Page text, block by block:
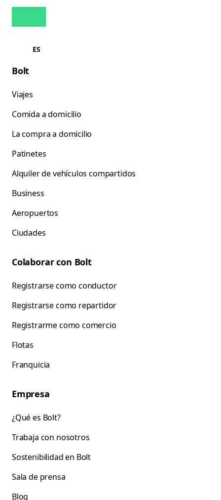
ES
Bolt
Viajes
Comida a domicilio
La compra a domicilio
Patinetes
Alquiler de vehículos compartidos
Business
Aeropuertos
Ciudades
Colaborar con Bolt
Registrarse como conductor
Registrarse como repartidor
Registrarme como comercio
Flotas
Franquicia
Empresa
¿Qué es Bolt?
Trabaja con nosotros
Sostenibilidad en Bolt
Sala de prensa
Blog